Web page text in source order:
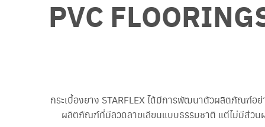
PVC
กระเบื้องยาง STARFLEX ได้มีการพัฒนาตัวผลิตภัณฑ์
ผลิตภัณฑ์ที่มีลวดลายเลียนแบบธรรมชาติ แต่ไม่มีส่วน